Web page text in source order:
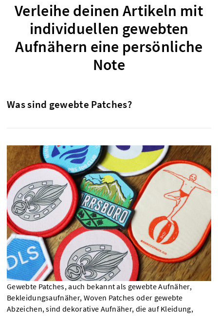
Verleihe deinen Artikeln mit
individuellen gewebten
Aufnähern eine persönliche
Note
Was sind gewebte Patches?
Gewebte Patches, auch bekannt als gewebte Aufnäher,
Bekleidungsaufnäher, Woven Patches oder gewebte
Abzeichen, sind dekorative Aufnäher, die auf Kleidung,